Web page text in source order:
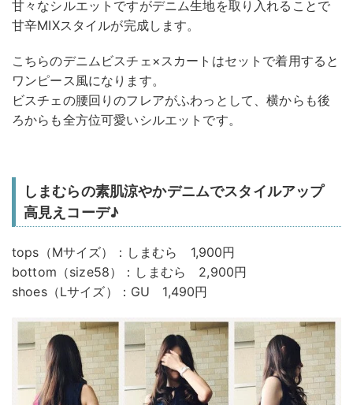
甘々なシルエットですがデニム生地を取り入れることで
甘辛MIXスタイルが完成します。
こちらのデニムビスチェ×スカートはセットで着用すると
ワンピース風になります。
ビスチェの腰回りのフレアがふわっとして、横からも後
ろからも全方位可愛いシルエットです。
しまむらの素肌涼やかデニムでスタイルアップ
高見えコーデ♪
tops（Mサイズ）：しまむら 1,900円
bottom（size58）：しまむら 2,900円
shoes（Lサイズ）：GU 1,490円